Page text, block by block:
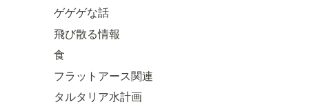
ゲゲゲな話
飛び散る情報
食
フラットアース関連
タルタリア水計画